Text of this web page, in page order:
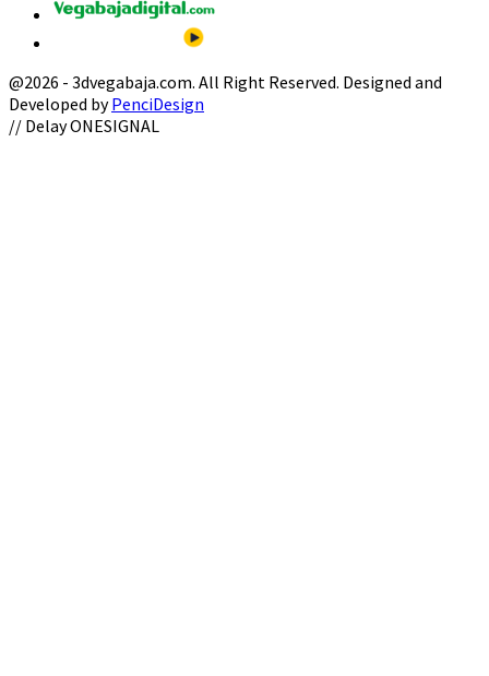
@2026 - 3dvegabaja.com. All Right Reserved. Designed and
Developed byPenciDesign
Facebook
Twitter
Instagram
Youtube
Email
// Delay ONESIGNAL